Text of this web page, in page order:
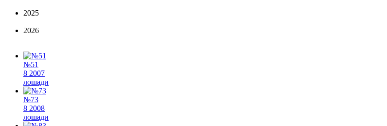
2025
2026
№51
8 2007
лошади
№73
8 2008
лошади